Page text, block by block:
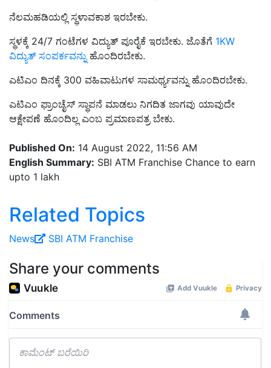
ನೆಲಮಹಡಿಯಲ್ಲಿ ಸ್ಥಳಾವಕಾಶ ಇರಬೇಕು.
ಸ್ಥಳಕ್ಕೆ 24/7 ಗಂಟೆಗಳ ವಿದ್ಯುತ್ ಪೂರೈಕೆ ಇರಬೇಕು. ಜೊತೆಗೆ 1KW
ವಿದ್ಯುತ್ ಸಂಪರ್ಕವನ್ನುಹೊಂದಿರಬೇಕು.
ಎಟಿಎಂ ದಿನಕ್ಕೆ 300 ವಹಿವಾಟುಗಳ ಸಾಮರ್ಥ್ಯವನ್ನು ಹೊಂದಿರಬೇಕು.
ಎಟಿಎಂ ಫ್ರಾಂಚೈಸ್ ಸ್ಥಾಪನೆ ಮಾಡಲು ನಿಗದಿತ ಜಾಗವು ಯಾವುದೇ
ಆಕ್ಷೇಪಣೆ ಹೊಂದಿಲ್ಲ ಎಂಬ ಪ್ರಮಾಣಪತ್ರ ಬೇಕು.
Published On: 14 August 2022, 11:56 AM
English Summary: SBI ATM Franchise Chance to earn
upto 1 lakh
Related Topics
News SBI ATM Franchise
Share your comments